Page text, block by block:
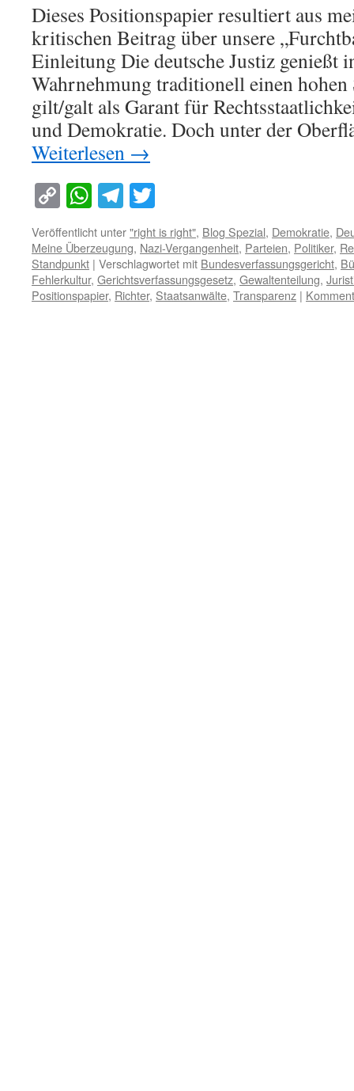
Dieses Positionspapier resultiert aus
kritischen Beitrag über unsere
Einleitung Die deutsche Justiz genießt
Wahrnehmung traditionell einen hohen
gilt/galt als Garant für
und Demokratie. Doch unter der
Weiterlesen →
Copy
Link
WhatsApp
Telegram
Veröffentlicht unter"right is right", Blog Spezial, Demokratie,
Meine Überzeugung, Nazi-Vergangenheit, Parteien, Politiker,
Standpunkt | Verschlagwortet mit Bundesverfassungsgericht,
Fehlerkultur, Gerichtsverfassungsgesetz, Gewaltenteilung,
Positionspapier, Richter, Staatsanwälte, Transparenz |